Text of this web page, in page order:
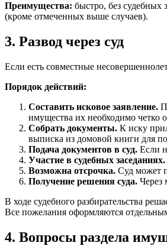
Преимущества: быстро, без судебных
(кроме отмеченных выше случаев).
3. Развод через суд
Если есть совместные
Порядок действий:
Составить исковое заявление.
имущества их необходимо четко
Собрать документы. К иску
выписка из домовой книги для
Подача документов в суд. Если
Участие в судебных заседаниях.
Возможна отсрочка. Суд может
Получение решения суда. Через
В ходе судебного разбирательства
Все пожелания оформляются
4. Вопросы раздела